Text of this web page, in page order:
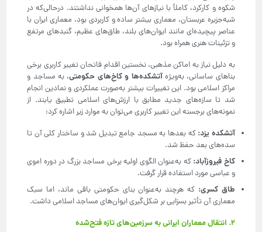
شکوه و کارکرد، کاملاً با نیازهای آن‌ها همخوانی نداشتند. درحالی‌که در
شبه‌جزیره عربستان، معماری بیشتر ساده و کاربردی بود، معماری ایران با
عناصر پیچیده‌ای مانند ایوان‌های بلند، طاق‌های عظیم، گنبدهای مرتفع
و تزئینات هنری همراه بود.
به دلیل نیاز به اماکن مذهبی، نخستین اقدام فاتحان تغییر کاربری برخی
بناهای ساسانی، به‌ویژهآتشکده‌ها و کاخ‌های حکومتی، به مساجد و
مراکز اسلامی بود. این تغییرات بیشتر به‌صورت عملکردی و نمادین انجام
شد تا سازه‌های جدید مطابق با ارزش‌های اسلامی تطبیق یابند. از
نمونه‌های برجسته این تغییر کاربری می‌توان به موارد زیر اشاره کرد:
آتشکده یزد: که بعدها به مسجد جامع تبدیل شد و ساختار کلی آن تا
سده‌های بعد حفظ شد.
کاخ فیروزآباد: که به‌عنوان الگوی اولیه برخی مساجد بزرگ در دوره اموی
و عباسی مورد استفاده قرار گرفت.
طاق کسری: که هرچند به‌عنوان بنای حکومتی باقی ماند، اما سبک
معماری آن تأثیر بسزایی بر شکل‌گیری ایوان‌های مساجد اسلامی داشت.
۲. انتقال معماران ایرانی به سرزمین‌های تازه فتح‌شده